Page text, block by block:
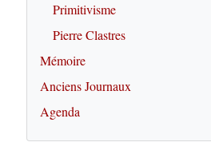
Primitivisme
Pierre Clastres
Mémoire
Anciens Journaux
Agenda